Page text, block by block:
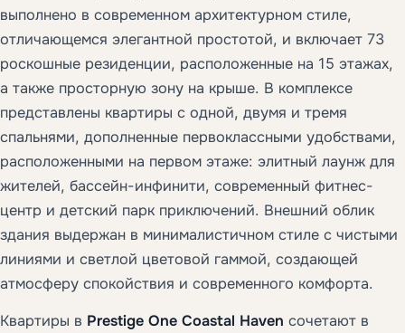
выполнено в современном архитектурном стиле,
отличающемся элегантной простотой, и включает 73
роскошные резиденции, расположенные на 15 этажах,
а также просторную зону на крыше. В комплексе
представлены квартиры с одной, двумя и тремя
спальнями, дополненные первоклассными удобствами,
расположенными на первом этаже: элитный лаунж для
жителей, бассейн-инфинити, современный фитнес-
центр и детский парк приключений. Внешний облик
здания выдержан в минималистичном стиле с чистыми
линиями и светлой цветовой гаммой, создающей
атмосферу спокойствия и современного комфорта.
Квартиры в Prestige One Coastal Haven сочетают в